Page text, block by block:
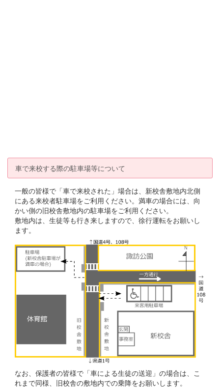
車で来校する際の駐車場等について
一般の皆様で「車で来校された」場合は、新校舎敷地内北側
にある来校者駐車場をご利用ください。満車の場合には、向
かい側の旧校舎敷地内の駐車場をご利用ください。
敷地内は、生徒等も行き来しますので、徐行運転をお願いし
ます。
なお、保護者の皆様で「車による生徒の送迎」の場合は、こ
れまで同様、旧校舎の敷地内での乗降をお願いします。